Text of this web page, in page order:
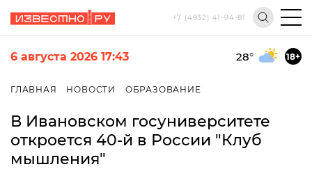
+7 (4932) 41-94-81
6 августа 2026 17:43 28° 18+
ГЛАВНАЯ НОВОСТИ ОБРАЗОВАНИЕ
В Ивановском госуниверситете
откроется 40-й в России "Клуб
мышления"